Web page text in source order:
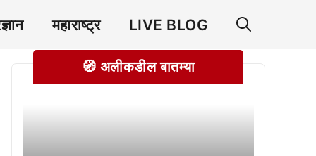
महाराष्ट्र LIVE BLOG
🧭 अलीकडील बातम्या